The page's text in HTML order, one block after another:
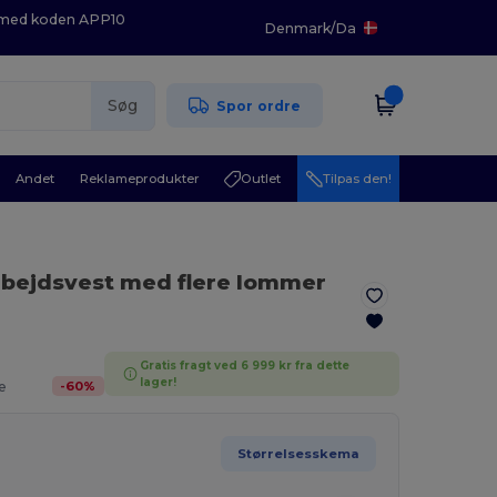
koden APP10
Denmark/Da
Søg Spor ordre
Andet Reklameprodukter Outlet Tilpas den!
med flere lommer
-60%
Gratis fragt ved 6 999 kr fra dette
lager!
Størrelsesskema